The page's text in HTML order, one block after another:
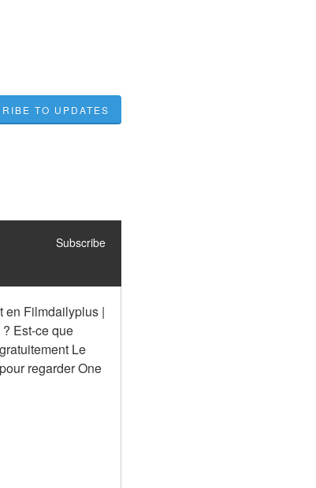
TO UPDATES
Subscribe
en Filmdailyplus |
Est-ce que
Le
regarder One